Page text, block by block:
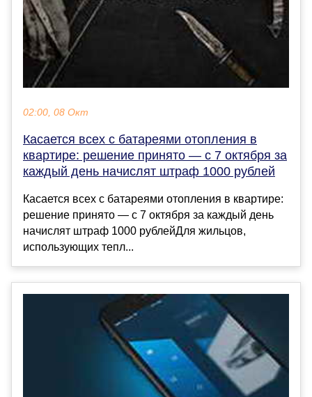
02:00, 08 Окт
Касается всех с батареями отопления в
квартире: решение принято — с 7 октября за
каждый день начислят штраф 1000 рублей
Касается всех с батареями отопления в квартире:
решение принято — с 7 октября за каждый день
начислят штраф 1000 рублейДля жильцов,
использующих тепл...